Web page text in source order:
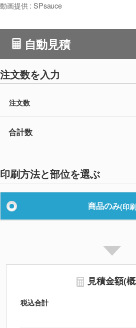
動画提供 : SPsauce
自動見積
注文数を入力
注文数
合計数
印刷方法と部位を選ぶ
商品のみ(印
見積金額(
税込合計